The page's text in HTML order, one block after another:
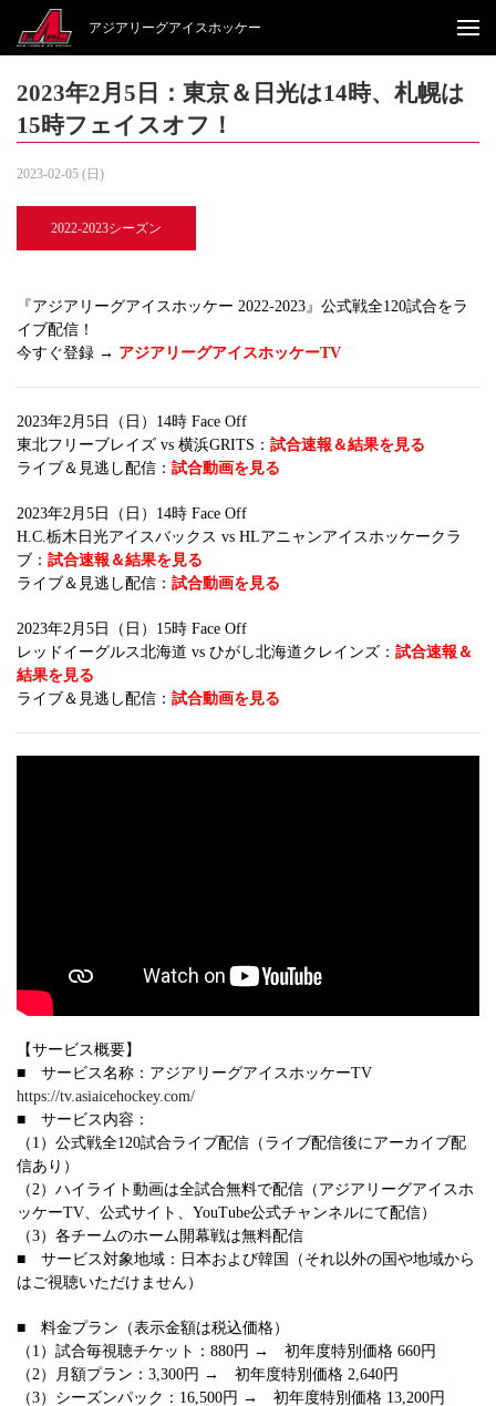
アジアリーグアイスホッケー
2023年2月5日：東京＆日光は14時、札幌は
15時フェイスオフ！
2023-02-05 (日)
2022-2023シーズン
『アジアリーグアイスホッケー 2022-2023』公式戦全120試合をラ
イブ配信！
今すぐ登録 → アジアリーグアイスホッケーTV
2023年2月5日（日）14時 Face Off
東北フリーブレイズ vs 横浜GRITS： 試合速報＆結果を見る
ライブ＆見逃し配信： 試合動画を見る
2023年2月5日（日）14時 Face Off
H.C.栃木日光アイスバックス vs HLアニャンアイスホッケークラ
ブ： 試合速報＆結果を見る
ライブ＆見逃し配信： 試合動画を見る
2023年2月5日（日）15時 Face Off
レッドイーグルス北海道 vs ひがし北海道クレインズ： 試合速報＆
結果を見る
ライブ＆見逃し配信： 試合動画を見る
【サービス概要】
■ サービス名称：アジアリーグアイスホッケーTV
https://tv.asiaicehockey.com/
■ サービス内容：
（1）公式戦全120試合ライブ配信（ライブ配信後にアーカイブ配
信あり）
（2）ハイライト動画は全試合無料で配信（アジアリーグアイスホ
ッケーTV、公式サイト、YouTube公式チャンネルにて配信）
（3）各チームのホーム開幕戦は無料配信
■ サービス対象地域：日本および韓国（それ以外の国や地域から
はご視聴いただけません）
■ 料金プラン（表示金額は税込価格）
（1）試合毎視聴チケット：880円 → 初年度特別価格 660円
（2）月額プラン：3,300円 → 初年度特別価格 2,640円
（3）シーズンパック：16,500円 → 初年度特別価格 13,200円